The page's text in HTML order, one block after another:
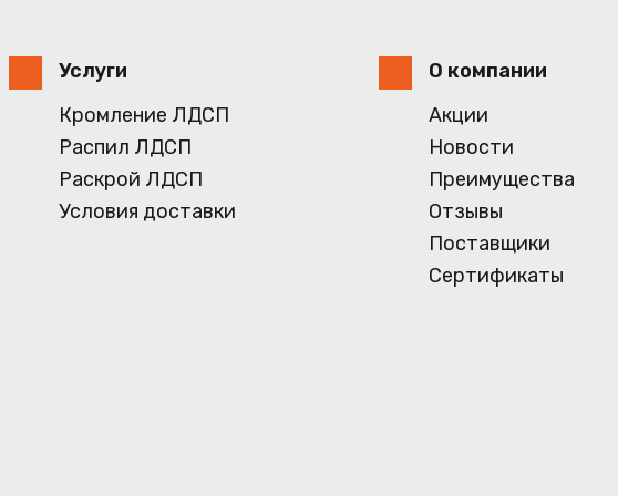
Услуги
Кромление ЛДСП
Распил ЛДСП
Раскрой ЛДСП
Условия доставки
О компании
Акции
Новости
Преимущества
Отзывы
Поставщики
Сертификаты